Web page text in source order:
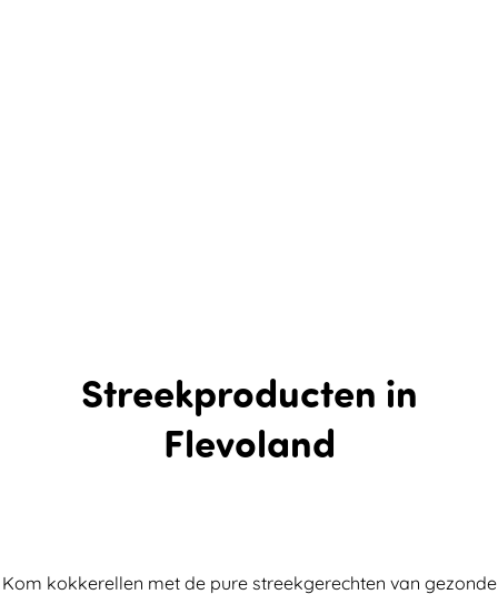
Streekproducten in
Flevoland
Kom kokkerellen met de pure streekgerechten van gezonde